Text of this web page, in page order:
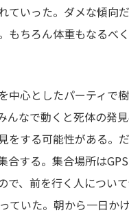
ていった。ダメな傾向
もちろん体重もなるべ
心としたパーティで樹
なで動くと死体の発見
をする可能性がある。
する。集合場所はGPS
、前を行く人について
ていた。朝から一日か